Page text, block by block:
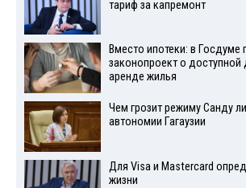
тариф за капремонт
Вместо ипотеки: в Госдуме
законопроект о доступной
аренде жилья
Чем грозит режиму Санду
автономии Гагаузии
Для Visа и Mastercard
жизни